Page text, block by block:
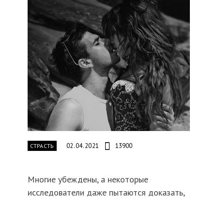
СТРАСТЬ 02.04.2021 13900
Многие убеждены, а некоторые
исследователи даже пытаются доказать,